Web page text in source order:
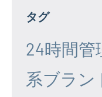
タグ
24時間管
系ブラン